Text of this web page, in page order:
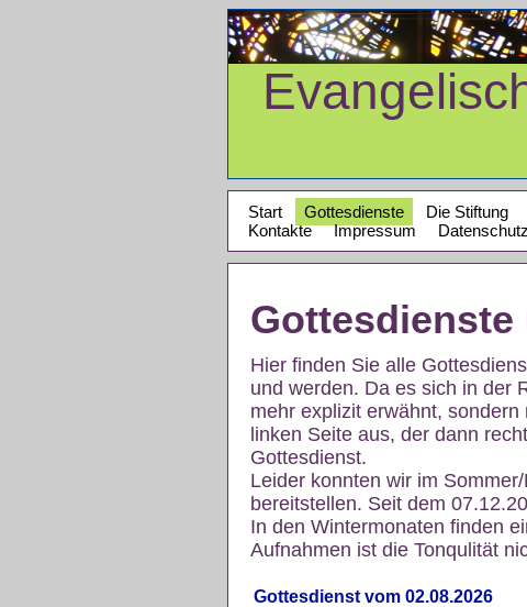
Start Gottesdienste Die Stiftung
Kontakte
Impressum Datenschutz
Hier finden Sie alle
und werden. Da es sich in der
mehr explizit erwähnt,
linken Seite aus, der dann
Gottesdienst.
Leider konnten wir im
bereitstellen. Seit dem
In den Wintermonaten finden
Aufnahmen ist die Tonqulität
Gottesdienst vom 02.08.2026